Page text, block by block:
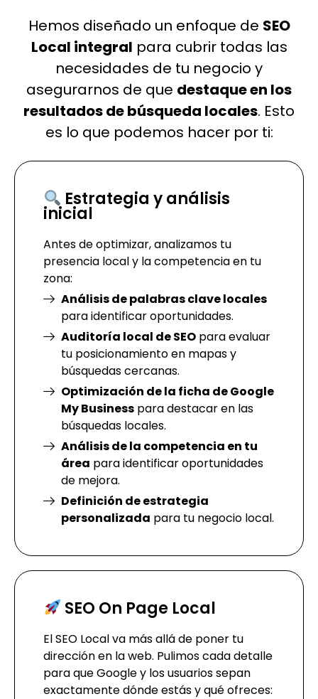
Hemos diseñado un enfoque de SEO
Local integral para cubrir todas las
necesidades de tu negocio y
asegurarnos de que destaque en los
resultados de búsqueda locales. Esto
es lo que podemos hacer por ti:
Estrategia y análisis
inicial
Antes de optimizar, analizamos tu
presencia local y la competencia en tu
zona:
Análisis de palabras clave locales
para identificar oportunidades.
Auditoría local de SEO para evaluar
tu posicionamiento en mapas y
búsquedas cercanas.
Optimización de la ficha de Google
My Business para destacar en las
búsquedas locales.
Análisis de la competencia en tu
área para identificar oportunidades
de mejora.
Definición de estrategia
personalizada para tu negocio local.
SEO On Page Local
El SEO Local va más allá de poner tu
dirección en la web. Pulimos cada detalle
para que Google y los usuarios sepan
exactamente dónde estás y qué ofreces: